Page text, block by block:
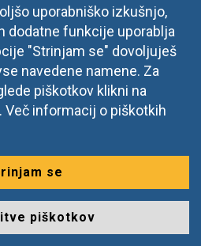
uporabniško izkušnjo,
dodatne funkcije uporablja
"Strinjam se" dovoljuješ
navedene namene. Za
piškotkov klikni na
Več informacij o piškotkih
se
piškotkov